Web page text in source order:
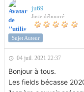
ju69
Juste débourré
Sujet Auteur
04 juil. 2021 22:37
Bonjour à tous.
Les fields bécasse